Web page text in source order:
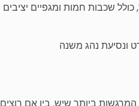
שכבות חמות ומגפיים יציבים
ונסיעת נהג משנה
המרגשות ביותר שיש. בין אם רוצים